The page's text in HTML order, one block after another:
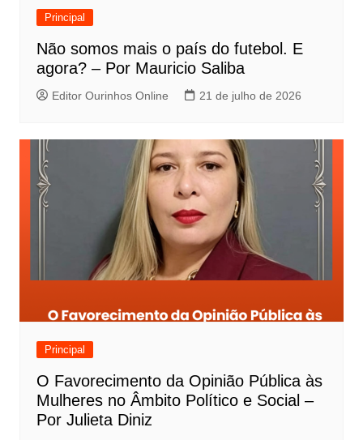
Principal
Não somos mais o país do futebol. E
agora? – Por Mauricio Saliba
Editor Ourinhos Online 21 de julho de 2026
Principal
O Favorecimento da Opinião Pública às
Mulheres no Âmbito Político e Social –
Por Julieta Diniz